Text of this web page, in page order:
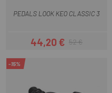
PEDALS LOOK KEO CLASSIC 3
Preu
44,20 €Preu regular
52 €
-15%